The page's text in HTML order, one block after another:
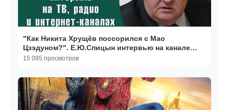
"Как Никита Хрущёв поссорился с Мао
Цзэдуном?". Е.Ю.Спицын интервью на канале
"Financial One
15 095 просмотров